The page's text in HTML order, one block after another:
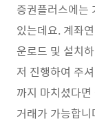
증권플러스에는
있는데요. 계좌
운로드 및 설치
저 진행하여 주
까지 마치셨다
거래가 가능합니